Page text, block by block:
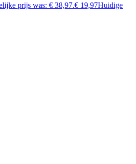
prijs was: € 38,97.€ 19,97Huidige